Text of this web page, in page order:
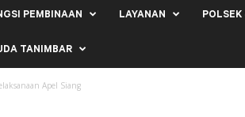
PEMBINAAN LAYANAN
TANIMBAR
Apel Siang